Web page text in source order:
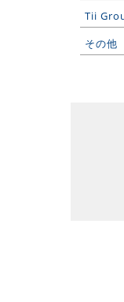
Tii
その他